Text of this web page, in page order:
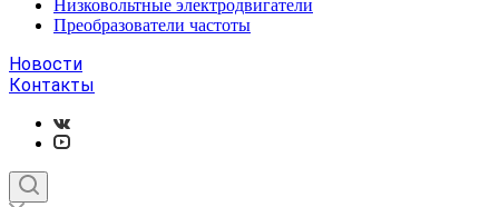
Низковольтные электродвигатели
Преобразователи частоты
Новости
Контакты